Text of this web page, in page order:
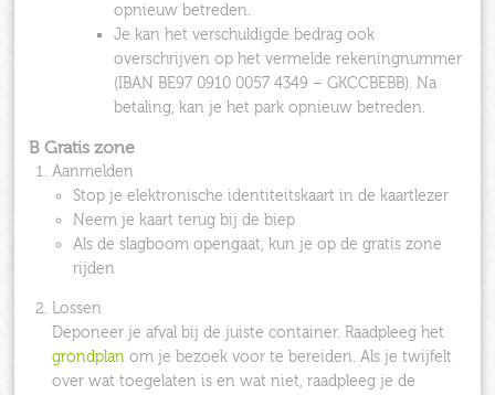
opnieuw betreden.
Je kan het verschuldigde bedrag ook
overschrijven op het vermelde rekeningnummer
(IBAN BE97 0910 0057 4349 – GKCCBEBB). Na
betaling, kan je het park opnieuw betreden.
B Gratis zone
Aanmelden
Stop je elektronische identiteitskaart in de kaartlezer
Neem je kaart terug bij de biep
Als de slagboom opengaat, kun je op de gratis zone
rijden
Lossen
Deponeer je afval bij de juiste container. Raadpleeg het
grondplan om je bezoek voor te bereiden. Als je twijfelt
over wat toegelaten is en wat niet, raadpleeg je de